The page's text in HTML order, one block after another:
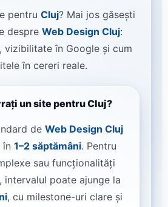
pentru Cluj? Mai jos găsești
despre Web Design Cluj:
vizibilitate în Google și cum
în cereri reale.
un site pentru Cluj?
de Web Design Cluj
în 1–2 săptămâni. Pentru
sau funcționalități
intervalul poate ajunge la
, cu milestone-uri clare și